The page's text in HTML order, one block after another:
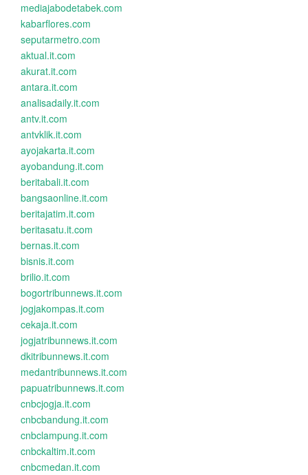
mediajabodetabek.com
kabarflores.com
seputarmetro.com
aktual.it.com
akurat.it.com
antara.it.com
analisadaily.it.com
antv.it.com
antvklik.it.com
ayojakarta.it.com
ayobandung.it.com
beritabali.it.com
bangsaonline.it.com
beritajatim.it.com
beritasatu.it.com
bernas.it.com
bisnis.it.com
brilio.it.com
bogortribunnews.it.com
jogjakompas.it.com
cekaja.it.com
jogjatribunnews.it.com
dkitribunnews.it.com
medantribunnews.it.com
papuatribunnews.it.com
cnbcjogja.it.com
cnbcbandung.it.com
cnbclampung.it.com
cnbckaltim.it.com
cnbcmedan.it.com